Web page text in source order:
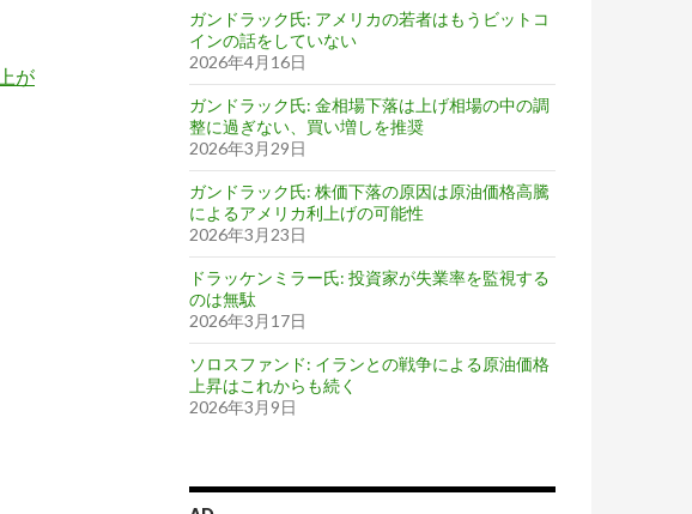
が
ガンドラック氏: アメリカの若者はもうビットコ
インの話をしていない
2026年4月16日
ガンドラック氏: 金相場下落は上げ相場の中の調
整に過ぎない、買い増しを推奨
2026年3月29日
ガンドラック氏: 株価下落の原因は原油価格高騰
によるアメリカ利上げの可能性
2026年3月23日
ドラッケンミラー氏: 投資家が失業率を監視する
のは無駄
2026年3月17日
ソロスファンド: イランとの戦争による原油価格
上昇はこれからも続く
2026年3月9日